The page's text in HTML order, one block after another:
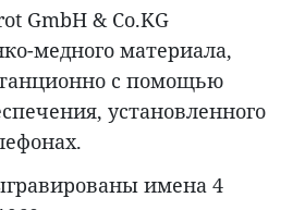
GmbH & Co.KG
медного материала,
с помощью
установленного
имена 4